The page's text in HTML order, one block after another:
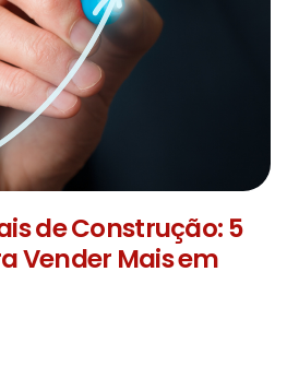
de Construção: 5
Vender Mais em